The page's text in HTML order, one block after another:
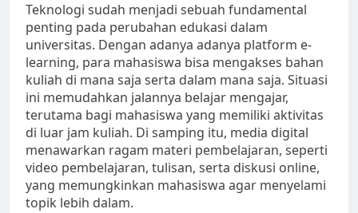
Teknologi sudah menjadi sebuah fundamental
penting pada perubahan edukasi dalam
universitas. Dengan adanya adanya platform e-
learning, para mahasiswa bisa mengakses bahan
kuliah di mana saja serta dalam mana saja. Situasi
ini memudahkan jalannya belajar mengajar,
terutama bagi mahasiswa yang memiliki aktivitas
di luar jam kuliah. Di samping itu, media digital
menawarkan ragam materi pembelajaran, seperti
video pembelajaran, tulisan, serta diskusi online,
yang memungkinkan mahasiswa agar menyelami
topik lebih dalam.